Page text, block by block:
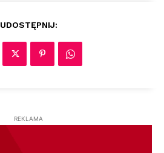
UDOSTĘPNIJ:
REKLAMA